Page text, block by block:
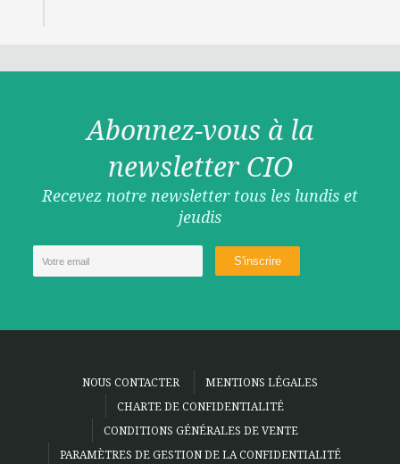
Abonnez-vous à la
newsletter CIO
Recevez notre newsletter tous les lundis et
jeudis
NOUS CONTACTER
MENTIONS LÉGALES
CHARTE DE CONFIDENTIALITÉ
CONDITIONS GÉNÉRALES DE VENTE
PARAMÈTRES DE GESTION DE LA CONFIDENTIALITÉ